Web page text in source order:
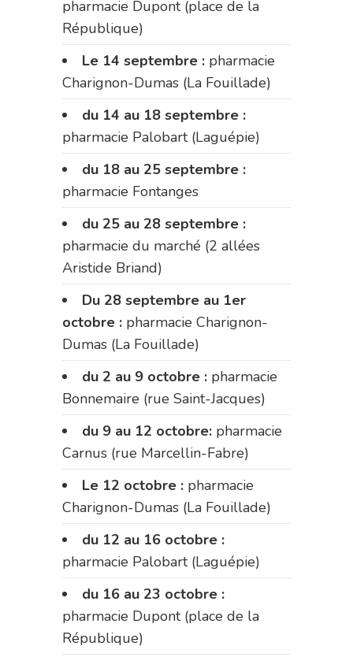
pharmacie Dupont (place de la
République)
Le 14 septembre : pharmacie
Charignon-Dumas (La Fouillade)
du 14 au 18 septembre :
pharmacie Palobart (Laguépie)
du 18 au 25 septembre :
pharmacie Fontanges
du 25 au 28 septembre :
pharmacie du marché (2 allées
Aristide Briand)
Du 28 septembre au 1er
octobre : pharmacie Charignon-
Dumas (La Fouillade)
du 2 au 9 octobre : pharmacie
Bonnemaire (rue Saint-Jacques)
du 9 au 12 octobre: pharmacie
Carnus (rue Marcellin-Fabre)
Le 12 octobre : pharmacie
Charignon-Dumas (La Fouillade)
du 12 au 16 octobre :
pharmacie Palobart (Laguépie)
du 16 au 23 octobre :
pharmacie Dupont (place de la
République)